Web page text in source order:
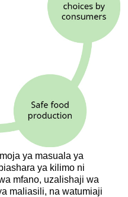
ya masuala ya
ya kilimo ni
mfano, uzalishaji wa
maliasili, na watumiaji